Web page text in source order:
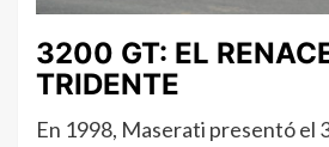
3200 GT: EL
TRIDENTE
En 1998, Maserati presentó el